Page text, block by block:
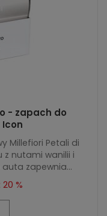
- zapach do
Millefiori Petali di
nutami wanilii i
zapewnia...
%